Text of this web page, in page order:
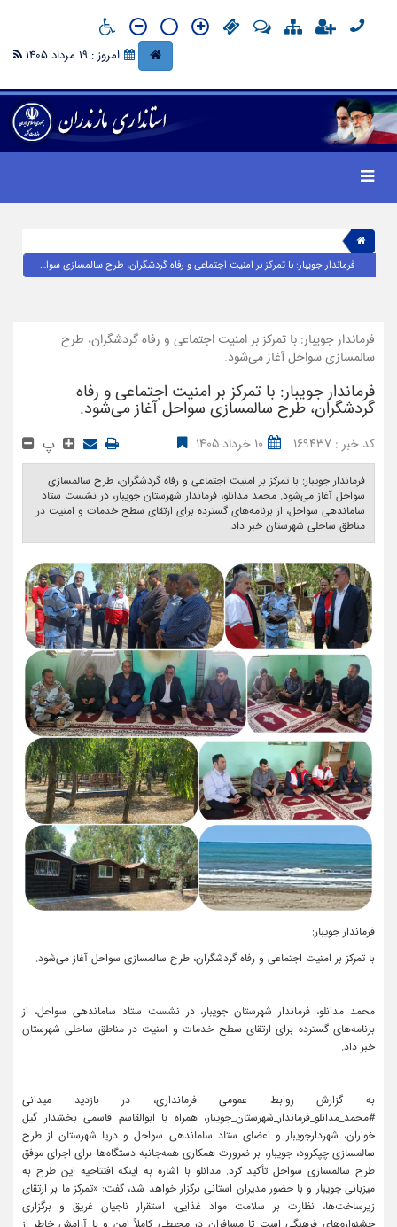
امروز : 19 مرداد 1405
فرماندار جویبار: با تمرکز بر امنیت اجتماعی و رفاه گردشگران، طرح سالمسازی سواحل آغاز می‌شود.
فرماندار جویبار: با تمرکز بر امنیت اجتماعی و رفاه گردشگران، طرح
سالمسازی سواحل آغاز می‌شود.
فرماندار جویبار: با تمرکز بر امنیت اجتماعی و رفاه
گردشگران، طرح سالمسازی سواحل آغاز می‌شود.
کد خبر : 169437 10 خرداد 1405 پ
فرماندار جویبار: با تمرکز بر امنیت اجتماعی و رفاه گردشگران، طرح سالمسازی
سواحل آغاز می‌شود. محمد مدانلو، فرماندار شهرستان جویبار، در نشست ستاد
ساماندهی سواحل، از برنامه‌های گسترده برای ارتقای سطح خدمات و امنیت در
مناطق ساحلی شهرستان خبر داد. ‎
فرماندار جویبار:
با تمرکز بر امنیت اجتماعی و رفاه گردشگران، طرح سالمسازی سواحل آغاز می‌شود.
محمد مدانلو، فرماندار شهرستان جویبار، در نشست ستاد ساماندهی سواحل، از
برنامه‌های گسترده برای ارتقای سطح خدمات و امنیت در مناطق ساحلی شهرستان
خبر داد.
به گزارش روابط عمومی فرمانداری، در بازدید میدانی
#محمد_مدانلو_فرماندار_شهرستان_جویبار، همراه با ابوالقاسم قاسمی بخشدار گیل
خواران، شهردارجویبار و اعضای ستاد ساماندهی سواحل و دریا شهرستان از طرح
سالمسازی چپکرود، جویبار، بر ضرورت همکاری همه‌جانبه دستگاه‌ها برای اجرای موفق
طرح سالمسازی سواحل تأکید کرد. مدانلو با اشاره به اینکه افتتاحیه این طرح به
میزبانی جویبار و با حضور مدیران استانی برگزار خواهد شد، گفت: «تمرکز ما بر ارتقای
زیرساخت‌ها، نظارت بر سلامت مواد غذایی، استقرار ناجیان غریق و برگزاری